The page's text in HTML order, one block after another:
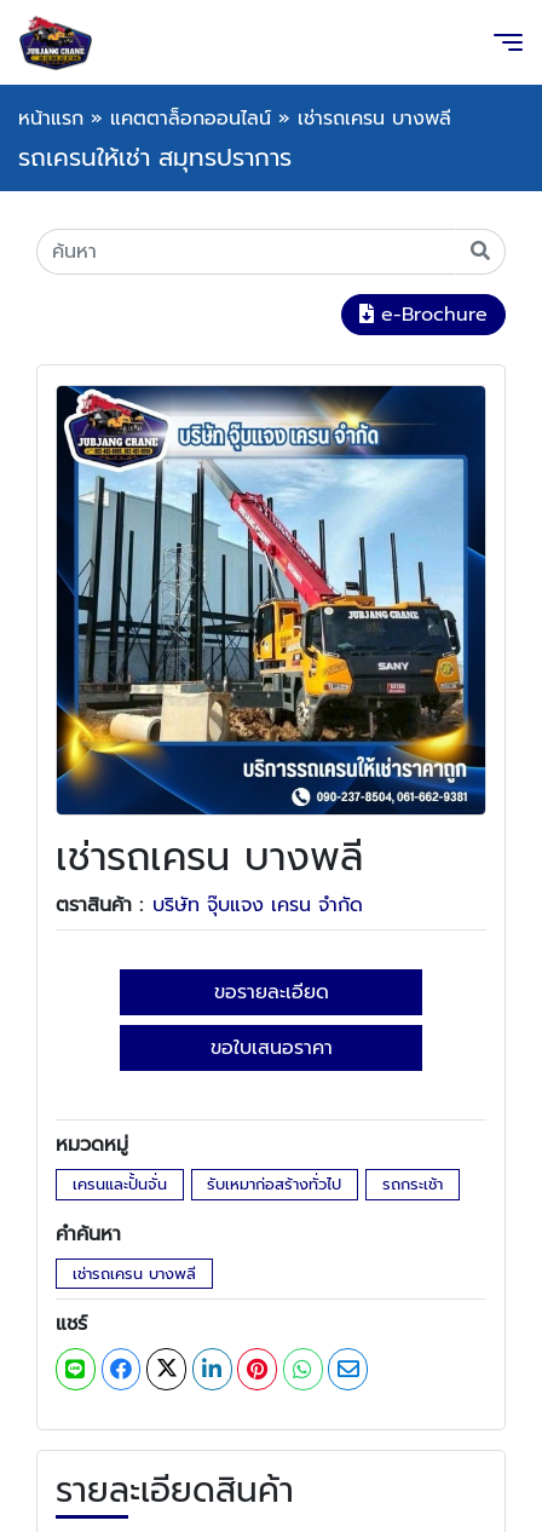
หน้าแรก » แคตตาล็อกออนไลน์ » เช่ารถเครน บางพลี
รถเครนให้เช่า สมุทรปราการ
e-Brochure
เช่ารถเครน บางพลี
ตราสินค้า : บริษัท จุ๊บแจง เครน จำกัด
ขอรายละเอียด
ขอใบเสนอราคา
หมวดหมู่
เครนและปั้นจั่น รับเหมาก่อสร้างทั่วไป รถกระเช้า
คำค้นหา
เช่ารถเครน บางพลี
แชร์
รายละเอียดสินค้า